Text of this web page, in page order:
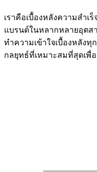
เราคือเบื้องหลังความสำ
แบรนด์ในหลากหลายอุตสา
ทำความเข้าใจเบื้องหลังทุ
กลยุทธ์ที่เหมาะสมที่สุดเพื่